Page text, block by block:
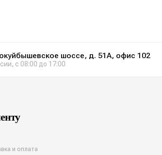
шоссе, д. 51А, офис 102
с 08:00 до 17:00
и оплата